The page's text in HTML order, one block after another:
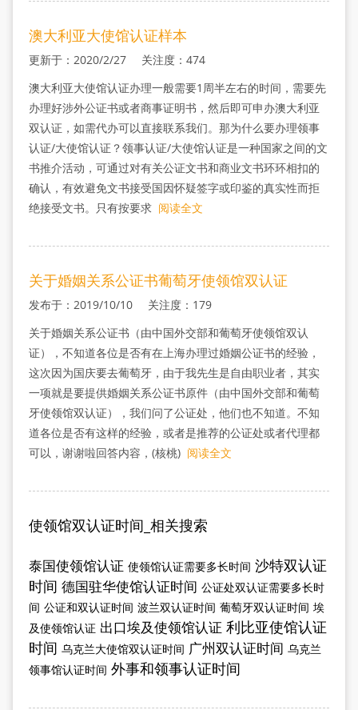
澳大利亚大使馆认证样本
更新于：2020/2/27 关注度：474
澳大利亚大使馆认证办理一般需要1周半左右的时间，需要先
办理好涉外公证书或者商事证明书，然后即可申办澳大利亚
双认证，如需代办可以直接联系我们。那为什么要办理领事
认证/大使馆认证？领事认证/大使馆认证是一种国家之间的文
书推介活动，可通过对有关公证文书和商业文书环环相扣的
确认，有效避免文书接受国因怀疑签字或印鉴的真实性而拒
绝接受文书。只有按要求 阅读全文
关于婚姻关系公证书葡萄牙使领馆双认证
发布于：2019/10/10 关注度：179
关于婚姻关系公证书（由中国外交部和葡萄牙使领馆双认
证），不知道各位是否有在上海办理过婚姻公证书的经验，
这次因为国庆要去葡萄牙，由于我先生是自由职业者，其实
一项就是要提供婚姻关系公证书原件（由中国外交部和葡萄
牙使领馆双认证），我们问了公证处，他们也不知道。不知
道各位是否有这样的经验，或者是推荐的公证处或者代理都
可以，谢谢啦回答内容，(核桃) 阅读全文
使领馆双认证时间_相关搜索
泰国使领馆认证 使领馆认证需要多长时间 沙特双认证
时间 德国驻华使馆认证时间 公证处双认证需要多长时
间 公证和双认证时间 波兰双认证时间 葡萄牙双认证时间 埃
及使领馆认证 出口埃及使领馆认证 利比亚使馆认证
时间 乌克兰大使馆双认证时间 广州双认证时间 乌克兰
领事馆认证时间 外事和领事认证时间